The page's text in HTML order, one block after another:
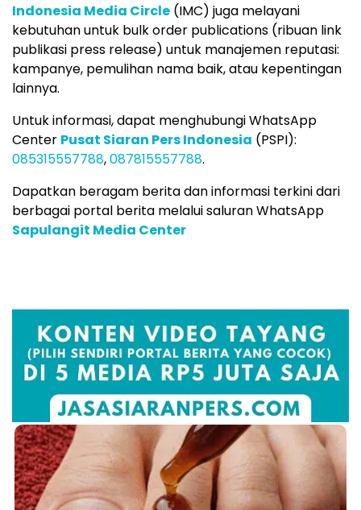
Indonesia Media Circle (IMC) juga melayani
kebutuhan untuk bulk order publications (ribuan link
publikasi press release) untuk manajemen reputasi:
kampanye, pemulihan nama baik, atau kepentingan
lainnya.
Untuk informasi, dapat menghubungi WhatsApp
Center Pusat Siaran Pers Indonesia (PSPI):
085315557788,087815557788.
Dapatkan beragam berita dan informasi terkini dari
berbagai portal berita melalui saluran WhatsApp
Sapulangit Media Center